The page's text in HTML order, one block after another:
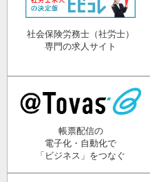
社会保険労務士（社労士）
専門の求人サイト
帳票配信の
電子化・自動化で
「ビジネス」をつなぐ